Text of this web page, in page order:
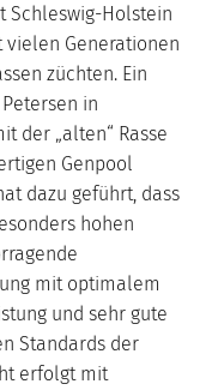
Schleswig-Holstein
vielen Generationen
züchten. Ein
in
der „alten“ Rasse
Genpool
dazu geführt, dass
hohen
mit optimalem
und sehr gute
Standards der
erfolgt mit